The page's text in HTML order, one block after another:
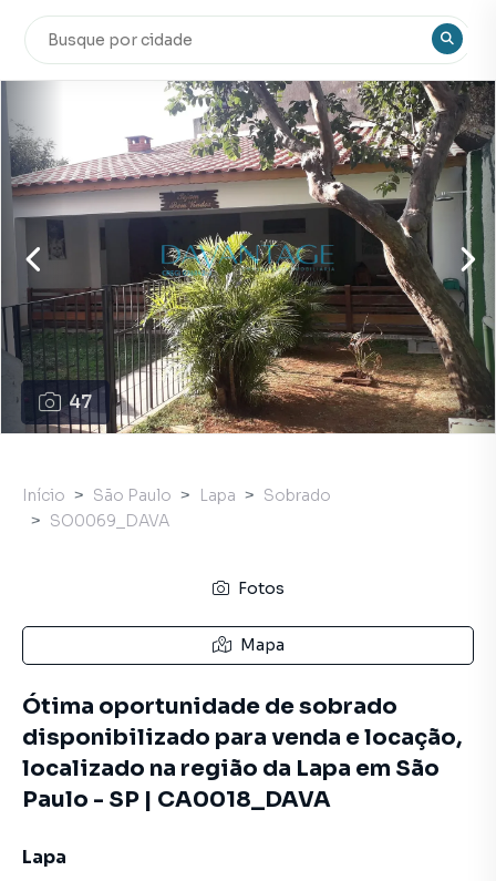
47
Início São Paulo Lapa
Sobrado
SO0069_DAVA
Fotos
Mapa
Ótima oportunidade de sobrado
disponibilizado para venda e locação,
localizado na região da Lapa em São
Paulo - SP | CA0018_DAVA
Lapa